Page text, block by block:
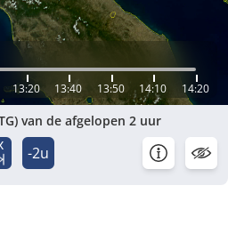
13:20 13:40 13:50 14:10 14:20
van de afgelopen 2 uur
-2u